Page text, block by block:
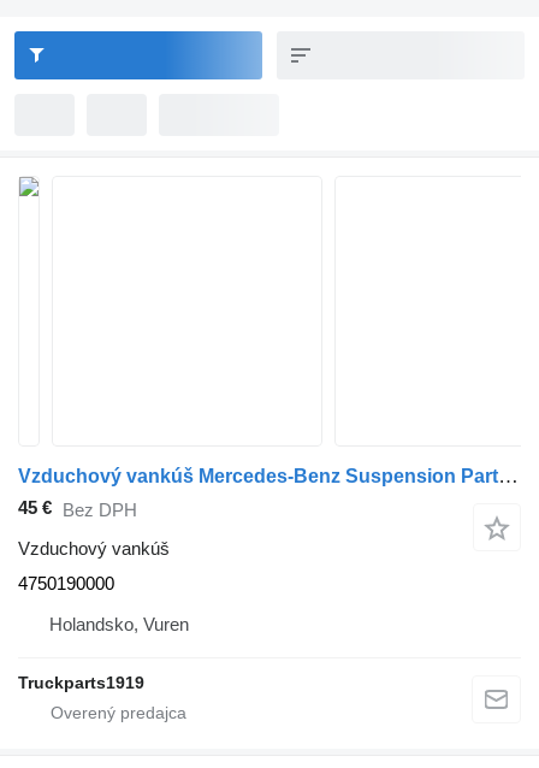
Vzduchový vankúš Mercedes-Benz Suspension Parts Druklimietklep Mercedes 4750190000 na nákladného auta
45 € Bez DPH
Vzduchový vankúš
4750190000
Holandsko, Vuren
Truckparts1919